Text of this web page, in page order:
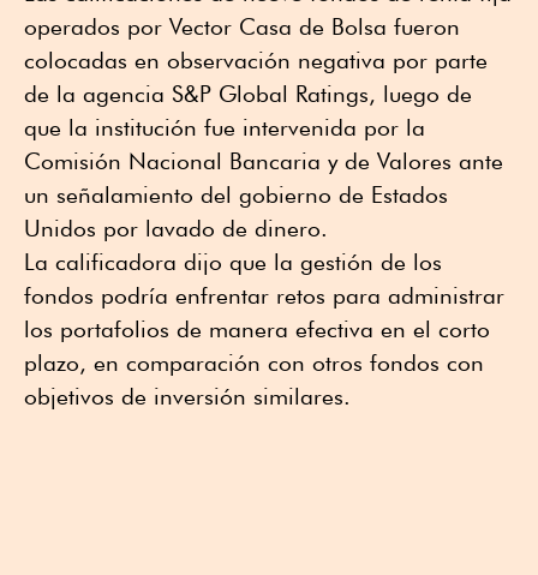
operados por Vector Casa de Bolsa fueron
colocadas en observación negativa por parte
de la agencia S&P Global Ratings, luego de
que la institución fue intervenida por la
Comisión Nacional Bancaria y de Valores ante
un señalamiento del gobierno de Estados
Unidos por lavado de dinero.
La calificadora dijo que la gestión de los
fondos podría enfrentar retos para administrar
los portafolios de manera efectiva en el corto
plazo, en comparación con otros fondos con
objetivos de inversión similares.